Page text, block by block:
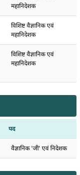
महानिदेशक
विशिष्ट वैज्ञानिक एवं
महानिदेशक
विशिष्ट वैज्ञानिक एवं
महानिदेशक
पद
वैज्ञानिक 'जी' एवं निदेशक